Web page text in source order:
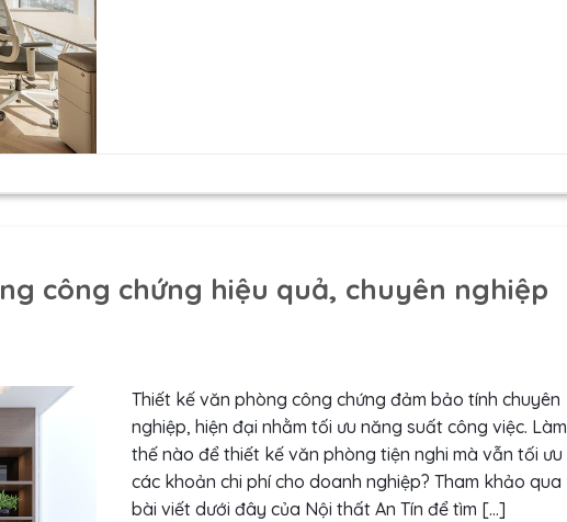
công chứng hiệu quả, chuyên nghiệp
Thiết kế văn phòng công chứng đảm bảo tính chuyên
nghiệp, hiện đại nhằm tối ưu năng suất công việc. Làm
thế nào để thiết kế văn phòng tiện nghi mà vẫn tối ưu
các khoản chi phí cho doanh nghiệp? Tham khảo qua
bài viết dưới đây của Nội thất An Tín để tìm […]